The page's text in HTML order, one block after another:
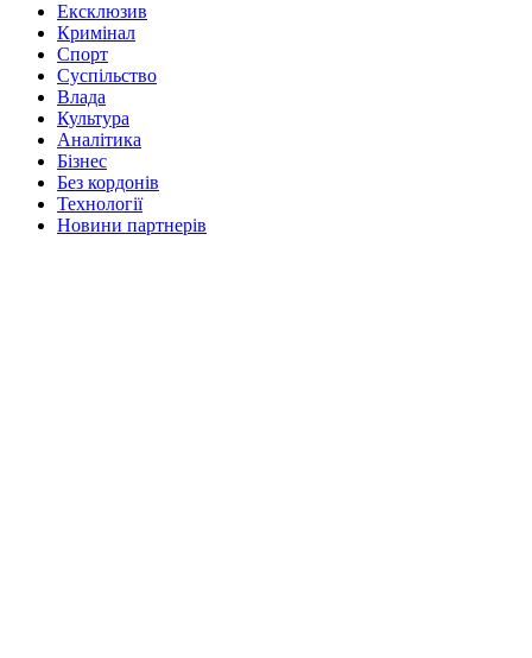
Ексклюзив
Кримінал
Спорт
Суспільство
Влада
Культура
Аналітика
Бізнес
Без кордонів
Технології
Новини партнерів